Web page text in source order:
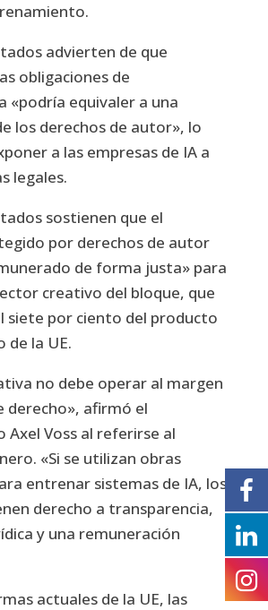
advierten de que
obligaciones de
«podría equivaler a una
los derechos de autor», lo
a las empresas de IA a
legales.
sostienen que el
por derechos de autor
de forma justa» para
creativo del bloque, que
siete por ciento del producto
la UE.
no debe operar al margen
derecho», afirmó el
Axel Voss al referirse al
«Si se utilizan obras
entrenar sistemas de IA, los
derecho a transparencia,
y una remuneración
actuales de la UE, las